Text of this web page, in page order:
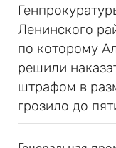
Ленинского
по которому
решили
штрафом в
грозило до